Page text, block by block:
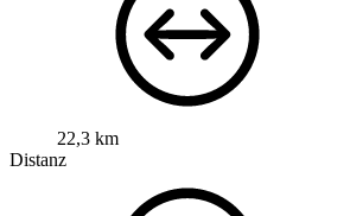
22,3 km
Distanz